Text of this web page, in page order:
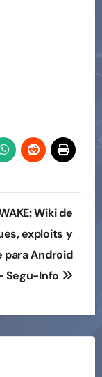
Wiki de
exploits y
para Android
Segu-Info